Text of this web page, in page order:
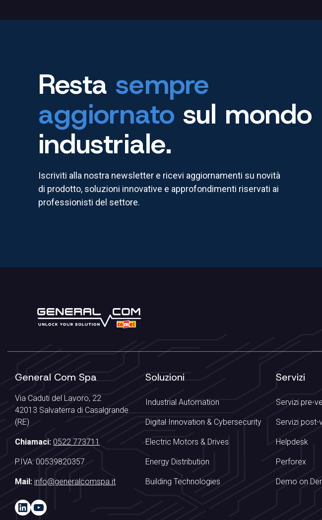
Resta sempre
aggiornato sul mondo
industriale.
Iscriviti alla nostra newsletter e ricevi aggiornamenti su novità
di prodotto, soluzioni innovative e approfondimenti riservati ai
professionisti del settore.
General Com Spa
Via Caduti del Lavoro, 22
42013 Salvaterra di Casalgrande
(RE)
Chiamaci: 0522 773711
P.IVA: 00539820357
Mail: info@generalcomspa.it
LinkedIn
YouTube
Soluzioni
Industrial Automation
Digital Innovation & Cybersecurity
Electric Motors & Drives
Energy Distribution
Building Technologies
Servizi
Servizi pre-
Servizi post-
Helpdesk
Perforex
Demo on